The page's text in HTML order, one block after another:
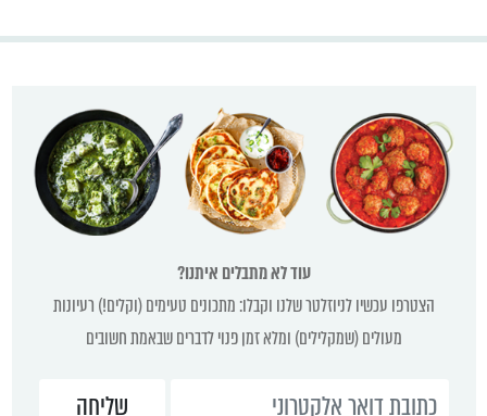
עוד לא מתבלים איתנו?
הצטרפו עכשיו לניוזלטר שלנו וקבלו: מתכונים טעימים (וקלים!) רעיונות
מעולים (שמקלילים) ומלא זמן פנוי לדברים שבאמת חשובים